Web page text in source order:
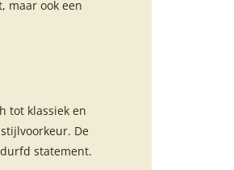
maar ook een
tot klassiek en
De
statement.